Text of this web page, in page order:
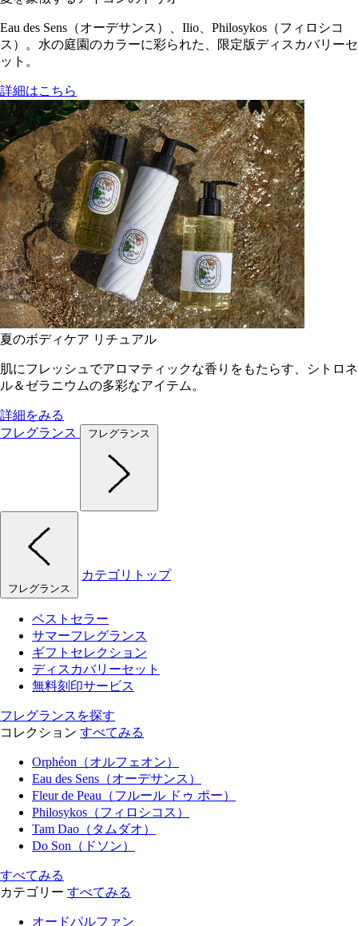
Eau des Sens（オーデサンス）、Ilio、Philosykos（フィロシコ
ス）。水の庭園のカラーに彩られた、限定版ディスカバリーセ
ット。
詳細はこちら
夏のボディケア リチュアル
肌にフレッシュでアロマティックな香りをもたらす、シトロネ
ル＆ゼラニウムの多彩なアイテム。
詳細をみる
フレグランス
フレグランス
フレグランス
カテゴリトップ
ベストセラー
サマーフレグランス
ギフトセレクション
ディスカバリーセット
無料刻印サービス
フレグランスを探す
コレクション すべてみる
Orphéon（オルフェオン）
Eau des Sens（オーデサンス）
Fleur de Peau（フルール ドゥ ポー）
Philosykos（フィロシコス）
Tam Dao（タムダオ）
Do Son（ドソン）
すべてみる
カテゴリー すべてみる
オードパルファン